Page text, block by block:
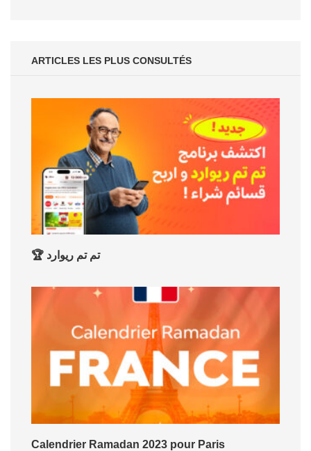
ARTICLES LES PLUS CONSULTÉS
🏆 تم تم ريوارد
Calendrier Ramadan 2023 pour Paris